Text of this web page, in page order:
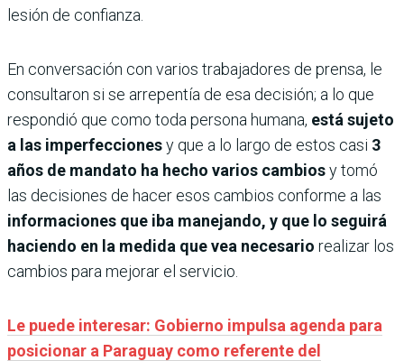
lesión de confianza.
En conversación con varios trabajadores de prensa, le
consultaron si se arrepentía de esa decisión; a lo que
respondió que como toda persona humana, está sujeto
a las imperfeccionesy que a lo largo de estos casi 3
años de mandato ha hecho varios cambiosy tomó
las decisiones de hacer esos cambios conforme a las
informaciones que iba manejando, y que lo seguirá
haciendo en la medida que vea necesario realizar los
cambios para mejorar el servicio.
Le puede interesar: Gobierno impulsa agenda para
posicionar a Paraguay como referente del